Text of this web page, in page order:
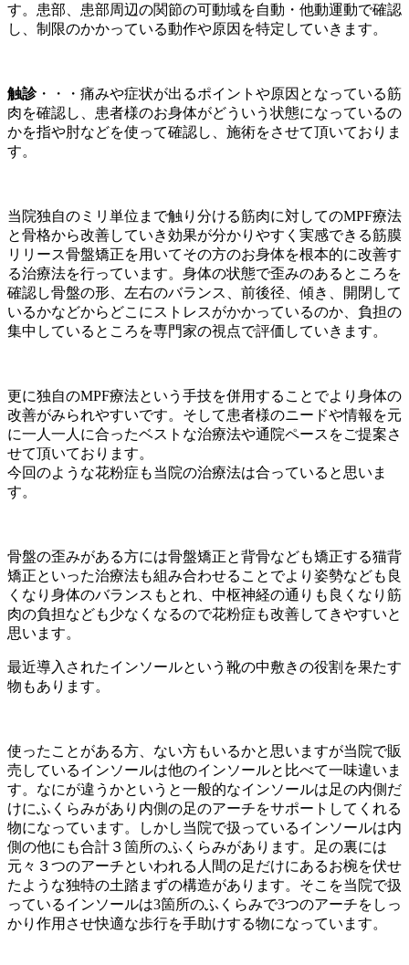
す。患部、患部周辺の関節の可動域を自動・他動運動で確認
し、制限のかかっている動作や原因を特定していきます。
触診・・・痛みや症状が出るポイントや原因となっている筋
肉を確認し、患者様のお身体がどういう状態になっているの
かを指や肘などを使って確認し、施術をさせて頂いておりま
す。
当院独自のミリ単位まで触り分ける筋肉に対してのMPF療法
と骨格から改善していき効果が分かりやすく実感できる筋膜
リリース骨盤矯正を用いてその方のお身体を根本的に改善す
る治療法を行っています。身体の状態で歪みのあるところを
確認し骨盤の形、左右のバランス、前後径、傾き、開閉して
いるかなどからどこにストレスがかかっているのか、負担の
集中しているところを専門家の視点で評価していきます。
更に独自のMPF療法という手技を併用することでより身体の
改善がみられやすいです。そして患者様のニードや情報を元
に一人一人に合ったベストな治療法や通院ペースをご提案さ
せて頂いております。
今回のような花粉症も当院の治療法は合っていると思いま
す。
骨盤の歪みがある方には骨盤矯正と背骨なども矯正する猫背
矯正といった治療法も組み合わせることでより姿勢なども良
くなり身体のバランスもとれ、中枢神経の通りも良くなり筋
肉の負担なども少なくなるので花粉症も改善してきやすいと
思います。
最近導入されたインソールという靴の中敷きの役割を果たす
物もあります。
使ったことがある方、ない方もいるかと思いますが当院で販
売しているインソールは他のインソールと比べて一味違いま
す。なにが違うかというと一般的なインソールは足の内側だ
けにふくらみがあり内側の足のアーチをサポートしてくれる
物になっています。しかし当院で扱っているインソールは内
側の他にも合計３箇所のふくらみがあります。足の裏には
元々３つのアーチといわれる人間の足だけにあるお椀を伏せ
たような独特の土踏まずの構造があります。そこを当院で扱
っているインソールは3箇所のふくらみで3つのアーチをしっ
かり作用させ快適な歩行を手助けする物になっています。